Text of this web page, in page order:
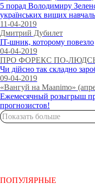
5 порад Володимиру
українських вищих
11-04-2019
Дмитрий Дубилет
IT-шник, которому повезло
04-04-2019
ПРО ФОРЕКС ПО-
Чи дійсно так складно
09-04-2019
«Вангуй на Maanimo»
Ежемесячный розыгрыш
прогнозистов!
Показать больше
ПОПУЛЯРНЫЕ